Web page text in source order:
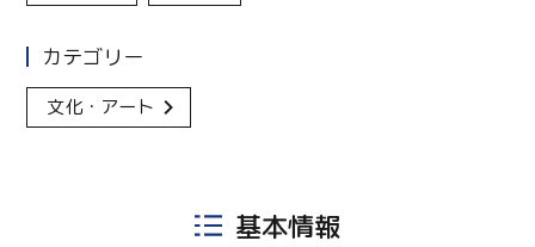
カテゴリー
文化・アート
基本情報